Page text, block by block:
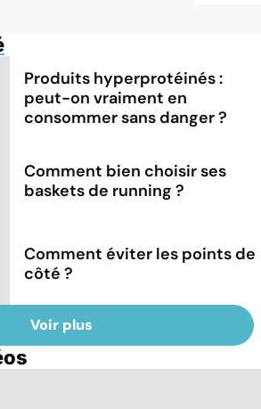
Produits hyperprotéinés :
peut-on vraiment en
consommer sans danger ?
Comment bien choisir ses
baskets de running ?
Comment éviter les points de
côté ?
Voir plus